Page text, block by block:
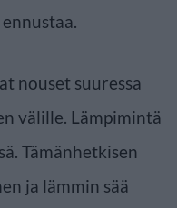
nouset suuressa
välille. Lämpimintä
Tämänhetkisen
ja lämmin sää